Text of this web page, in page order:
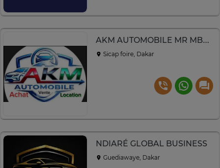
AKM AUTOMOBILE MR MBACKE
Sicap foire, Dakar
NDIARÉ GLOBAL BUSINESS
Guediawaye, Dakar